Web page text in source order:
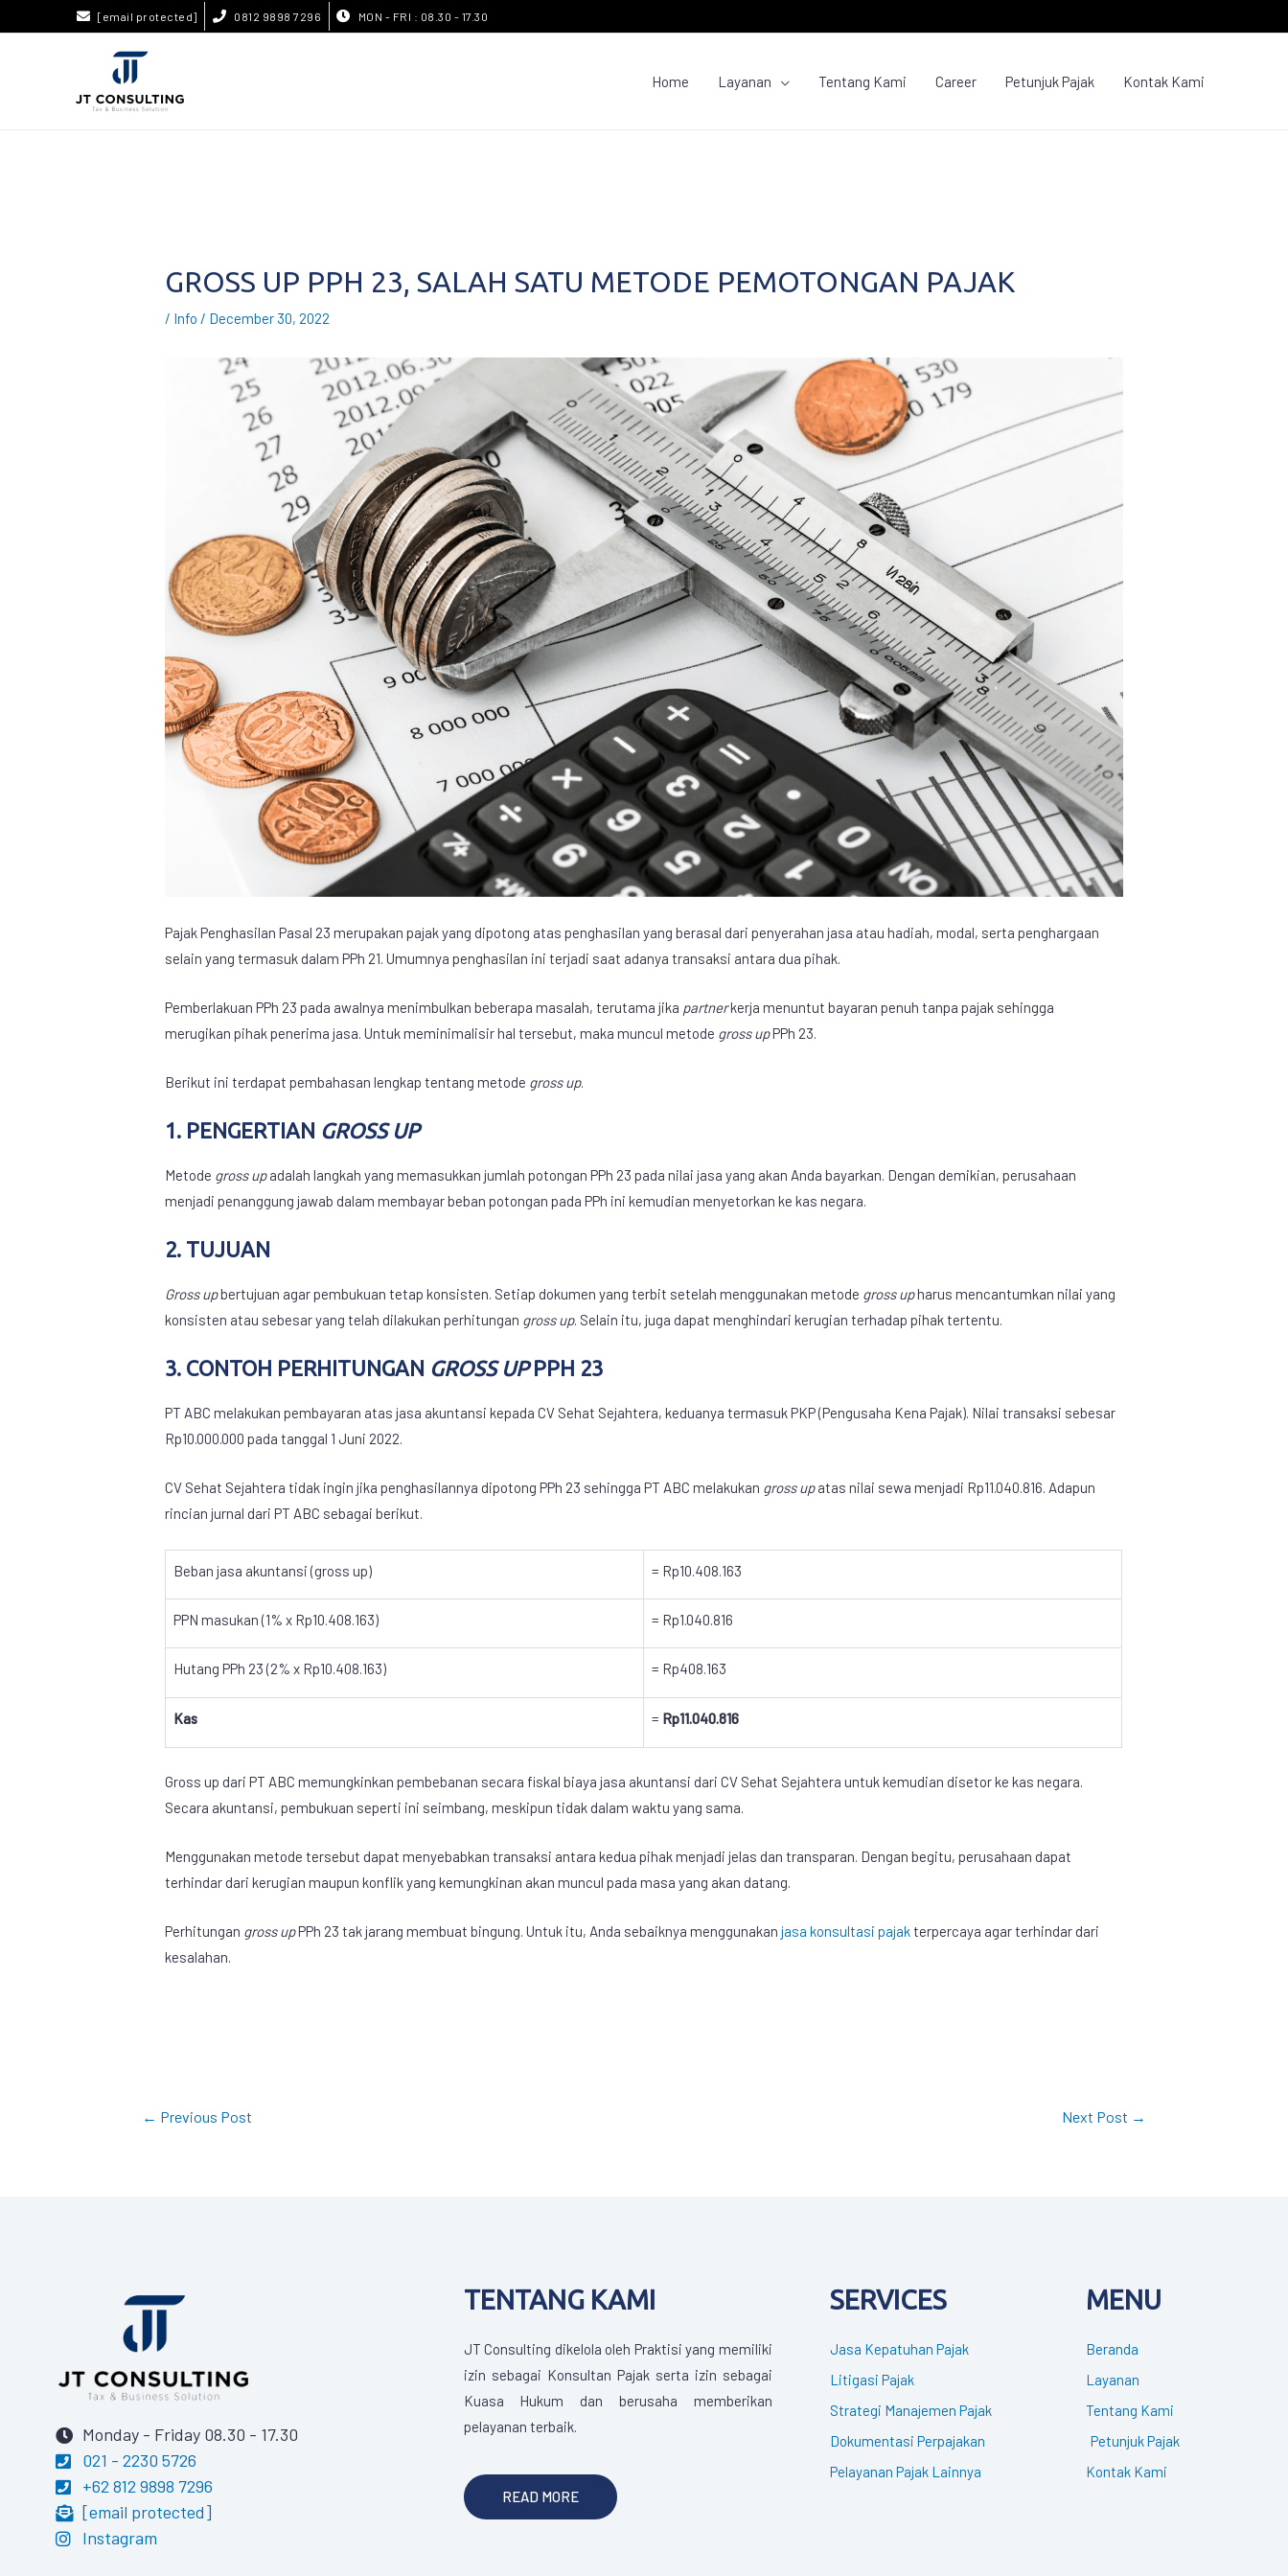
[email protected] 0812 9898 7296 MON - FRI : 08.30 - 17.30
Home Layanan Tentang Kami Career Petunjuk Pajak Kontak Kami
GROSS UP PPH 23, SALAH SATU METODE PEMOTONGAN PAJAK
/ Info / December 30, 2022
Pajak Penghasilan Pasal 23 merupakan pajak yang dipotong atas penghasilan yang berasal dari penyerahan jasa atau hadiah, modal, serta penghargaan
selain yang termasuk dalam PPh 21. Umumnya penghasilan ini terjadi saat adanya transaksi antara dua pihak.
Pemberlakuan PPh 23 pada awalnya menimbulkan beberapa masalah, terutama jika partnerkerja menuntut bayaran penuh tanpa pajak sehingga
merugikan pihak penerima jasa. Untuk meminimalisir hal tersebut, maka muncul metode gross upPPh 23.
Berikut ini terdapat pembahasan lengkap tentang metode gross up.
1. PENGERTIAN GROSS UP
Metode gross upadalah langkah yang memasukkan jumlah potongan PPh 23 pada nilai jasa yang akan Anda bayarkan. Dengan demikian, perusahaan
menjadi penanggung jawab dalam membayar beban potongan pada PPh ini kemudian menyetorkan ke kas negara.
2. TUJUAN
Gross upbertujuan agar pembukuan tetap konsisten. Setiap dokumen yang terbit setelah menggunakan metode gross upharus mencantumkan nilai yang
konsisten atau sebesar yang telah dilakukan perhitungan gross up. Selain itu, juga dapat menghindari kerugian terhadap pihak tertentu.
3. CONTOH PERHITUNGAN GROSS UPPPH 23
PT ABC melakukan pembayaran atas jasa akuntansi kepada CV Sehat Sejahtera, keduanya termasuk PKP (Pengusaha Kena Pajak). Nilai transaksi sebesar
Rp10.000.000 pada tanggal 1 Juni 2022.
CV Sehat Sejahtera tidak ingin jika penghasilannya dipotong PPh 23 sehingga PT ABC melakukan gross upatas nilai sewa menjadi Rp11.040.816. Adapun
rincian jurnal dari PT ABC sebagai berikut.
Beban jasa akuntansi (gross up) = Rp10.408.163
PPN masukan (1% x Rp10.408.163) = Rp1.040.816
Hutang PPh 23 (2% x Rp10.408.163) = Rp408.163
Kas = Rp11.040.816
Gross up dari PT ABC memungkinkan pembebanan secara fiskal biaya jasa akuntansi dari CV Sehat Sejahtera untuk kemudian disetor ke kas negara.
Secara akuntansi, pembukuan seperti ini seimbang, meskipun tidak dalam waktu yang sama.
Menggunakan metode tersebut dapat menyebabkan transaksi antara kedua pihak menjadi jelas dan transparan. Dengan begitu, perusahaan dapat
terhindar dari kerugian maupun konflik yang kemungkinan akan muncul pada masa yang akan datang.
Perhitungan gross upPPh 23 tak jarang membuat bingung. Untuk itu, Anda sebaiknya menggunakanjasa konsultasi pajakterpercaya agar terhindar dari
kesalahan.
← Previous Post Next Post →
Monday - Friday 08.30 - 17.30
021 - 2230 5726
+62 812 9898 7296
[email protected]
Instagram
TENTANG KAMI
JT Consulting dikelola oleh Praktisi yang memiliki
izin sebagai Konsultan Pajak serta izin sebagai
Kuasa Hukum dan berusaha memberikan
pelayanan terbaik.
READ MORE
SERVICES
Jasa Kepatuhan Pajak
Litigasi Pajak
Strategi Manajemen Pajak
Dokumentasi Perpajakan
Pelayanan Pajak Lainnya
MENU
Beranda
Layanan
Tentang Kami
Petunjuk Pajak
Kontak Kami